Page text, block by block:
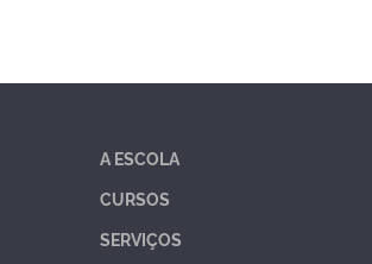
A ESCOLA
CURSOS
SERVIÇOS